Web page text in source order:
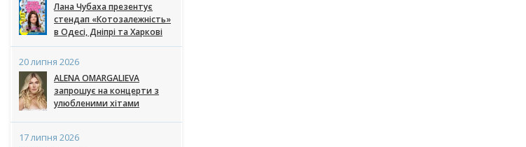
Лана Чубаха презентує
стендап «Котозалежність»
в Одесі, Дніпрі та Харкові
20 липня 2026
ALENA OMARGALIEVA
запрошує на концерти з
улюбленими хітами
17 липня 2026